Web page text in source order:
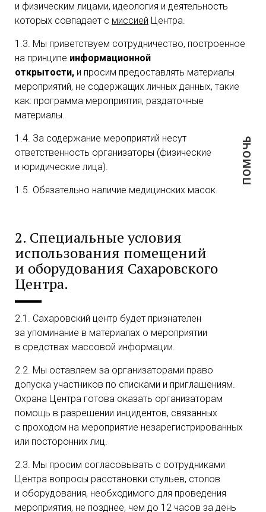
ПОМОЧЬ
и физическим лицами, идеология и деятельность
которых совпадает с миссией Центра.
1.3. Мы приветствуем сотрудничество, построенное
на принципе информационной
открытости, и просим предоставлять материалы
мероприятий, не содержащих личных данных, такие
как: программа мероприятия, раздаточные
материалы.
1.4. За содержание мероприятий несут
ответственность организаторы (физические
и юридические лица).
1.5. Обязательно наличие медицинских масок.
2. Специальные условия
использования помещений
и оборудования Сахаровского
Центра.
2.1. Сахаровский центр будет признателен
за упоминание в материалах о мероприятии
в средствах массовой информации.
2.2. Мы оставляем за организаторами право
допуска участников по списками и приглашениям.
Охрана Центра готова оказать организаторам
помощь в разрешении инцидентов, связанных
с проходом на мероприятие незарегистрированных
или посторонних лиц.
2.3. Мы просим согласовывать с сотрудниками
Центра вопросы расстановки стульев, столов
и оборудования, необходимого для проведения
мероприятия, не позднее, чем до 12 часов за день